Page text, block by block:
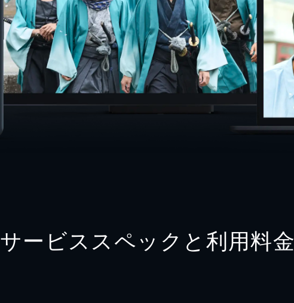
サービススペックと利用料金